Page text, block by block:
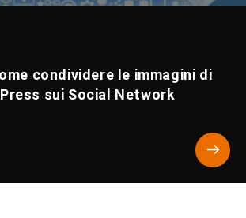
condividere le immagini di
sui Social Network